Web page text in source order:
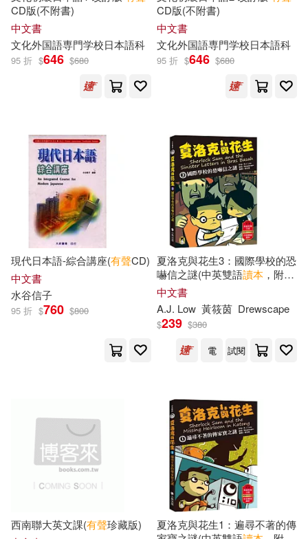
幼福編輯部(105) Joy(104)
Cowley(103)
Not Available (NA)(99)
管家琪(99) 本書編委會(98)
Rob (EDT)(96)
National Geographic(95)
田英章(88)
中華未來學校教育學會師資群(87)
愛德少兒(87)
電子工業出版社(585)
崧燁文化(561)
瑞蘭國際(525) 好書多(507)
大新書局(505)
大連理工大學出版社(503)
中華書局(491)
國際學村(485)
復旦大學出版社(471)
華東師範大學出版社(410)
中國對外翻譯出版公司(391)
CD版(不附書)
中文書
文化外国語専門学校日本語科
95 折 $646 $680
CD版(不附書)
中文書
文化外国語専門学校日本語科
95 折 $646 $680
現代日本語-綜合講座(有聲CD)
中文書
水谷信子
95 折 $760 $800
夏洛克與花生3：國際學校的恐
嚇信之謎(中英雙語讀本 ，附英
語有聲
中文書
A.J. Low 黃筱茵 Drewscape
$239 $380
電
試閱
西南聯大英文課(有聲珍藏版)
夏洛克與花生1：遍尋不著的傳